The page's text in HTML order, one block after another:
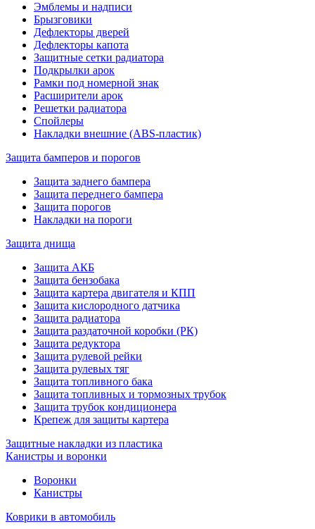
Эмблемы и надписи
Брызговики
Дефлекторы дверей
Дефлекторы капота
Защитные сетки радиатора
Подкрылки арок
Рамки под номерной знак
Расширители арок
Решетки радиатора
Спойлеры
Накладки внешние (ABS-пластик)
Защита бамперов и порогов
Защита заднего бампера
Защита переднего бампера
Защита порогов
Накладки на пороги
Защита днища
Защита АКБ
Защита бензобака
Защита картера двигателя и КПП
Защита кислородного датчика
Защита радиатора
Защита раздаточной коробки (РК)
Защита редуктора
Защита рулевой рейки
Защита рулевых тяг
Защита топливного бака
Защита топливных и тормозных трубок
Защита трубок кондиционера
Крепеж для защиты картера
Защитные накладки из пластика
Канистры и воронки
Воронки
Канистры
Коврики в автомобиль